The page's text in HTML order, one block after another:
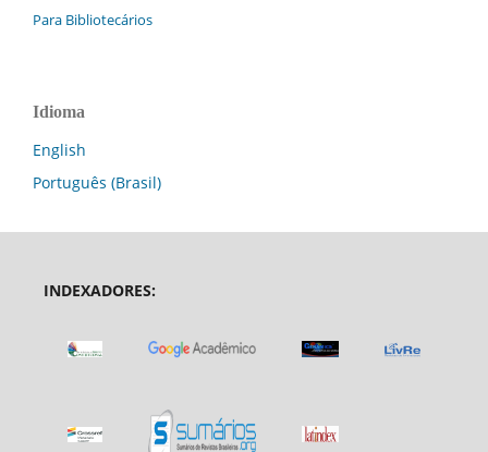
Para Bibliotecários
Idioma
English
Português (Brasil)
INDEXADORES: